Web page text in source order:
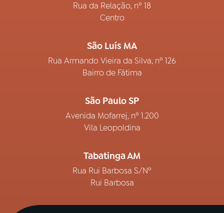
Rua da Relação, nº 18
Centro
São Luís MA
Rua Armando Vieira da Silva, nº 126
Bairro de Fátima
São Paulo SP
Avenida Mofarrej, nº 1.200
Vila Leopoldina
Tabatinga AM
Rua Rui Barbosa S/Nº
Rui Barbosa